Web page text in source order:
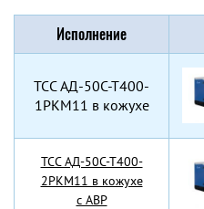
Исполнение
TCC АД-50С-Т400-
1РКМ11 в кожухе
TCC АД-50С-Т400-
2РКМ11 в кожухе
с АВР